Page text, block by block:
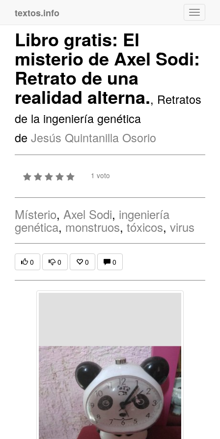
textos.info
Libro gratis: El
misterio de Axel Sodi:
Retrato de una
realidad alterna., Retratos
de la ingeniería genética
de Jesús Quintanilla Osorio
1 voto
Místerio, Axel Sodi, ingeniería
genética, monstruos, tóxicos, virus
0 0 0 0